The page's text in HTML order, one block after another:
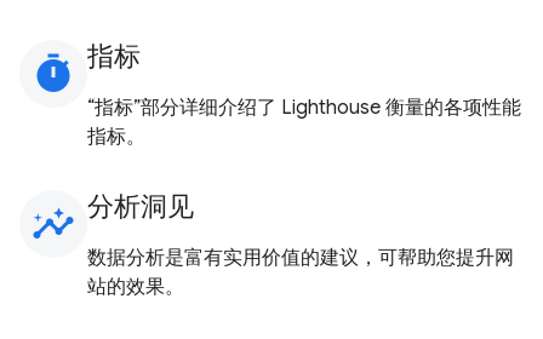
timer 指标
“指标”部分详细介绍了 Lighthouse 衡量的各项性能
指标。
insights 分析洞见
数据分析是富有实用价值的建议，可帮助您提升网
站的效果。